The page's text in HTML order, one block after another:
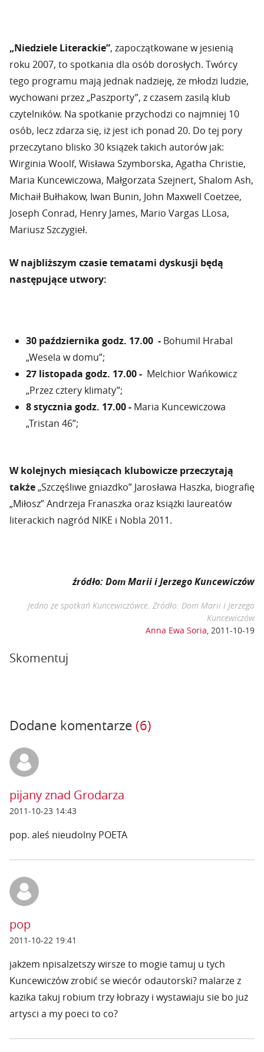
„Niedziele Literackie”, zapoczątkowane w jesienią
roku 2007, to spotkania dla osób dorosłych. Twórcy
tego programu mają jednak nadzieję, że młodzi ludzie,
wychowani przez „Paszporty”, z czasem zasilą klub
czytelników. Na spotkanie przychodzi co najmniej 10
osób, lecz zdarza się, iż jest ich ponad 20. Do tej pory
przeczytano blisko 30 książek takich autorów jak:
Wirginia Woolf, Wisława Szymborska, Agatha Christie,
Maria Kuncewiczowa, Małgorzata Szejnert, Shalom Ash,
Michaił Bułhakow, Iwan Bunin, John Maxwell Coetzee,
Joseph Conrad, Henry James, Mario Vargas LLosa,
Mariusz Szczygieł.
W najbliższym czasie tematami dyskusji będą
następujące utwory:
30 października godz. 17.00 - Bohumil Hrabal
„Wesela w domu”;
27 listopada godz. 17.00 - Melchior Wańkowicz
„Przez cztery klimaty”;
8 stycznia godz. 17.00 - Maria Kuncewiczowa
„Tristan 46”;
W kolejnych miesiącach klubowicze przeczytają
także„Szczęśliwe gniazdko” Jarosława Haszka, biografię
„Miłosz” Andrzeja Franaszka oraz książki laureatów
literackich nagród NIKE i Nobla 2011.
źródło: Dom Marii i Jerzego Kuncewiczów
Jedno ze spotkań Kuncewiczówce. Żródło: Dom Marii i Jerzego
Kuncewiczów
Anna Ewa Soria, 2011-10-19
Skomentuj
Dodane komentarze (6)
pijany znad Grodarza
2011-10-23 14:43
pop. aleś nieudolny POETA
pop
2011-10-22 19:41
jakżem npisalzetszy wirsze to mogie tamuj u tych
Kuncewiczów zrobić se wiecór odautorski? malarze z
kazika takuj robium trzy łobrazy i wystawiaju sie bo już
artysci a my poeci to co?